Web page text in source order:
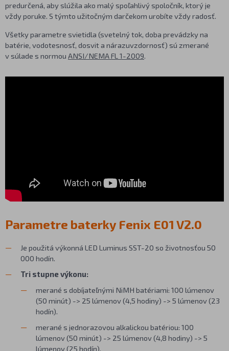
predurčená, aby slúžila ako malý spoľahlivý spoločník, ktorý je
vždy poruke. S týmto užitočným darčekom urobíte vždy radosť.
Všetky parametre svietidla (svetelný tok, doba prevádzky na
batérie, vodotesnosť, dosvit a nárazuvzdornosť) sú zmerané
v súlade s normou ANSI/NEMA FL 1-2009.
Parametre baterky Fenix E01 V2.0
Je použitá výkonná LED Luminus SST-20 so životnosťou 50
000 hodín.
Tri stupne výkonu:
merané s dobíjateľnými NiMH batériami: 100 lúmenov
(50 minút) -> 25 lúmenov (4,5 hodiny) -> 5 lúmenov (23
hodín).
merané s jednorazovou alkalickou batériou: 100
lúmenov (50 minút) -> 25 lúmenov (4,8 hodiny) -> 5
lúmenov (25 hodín).